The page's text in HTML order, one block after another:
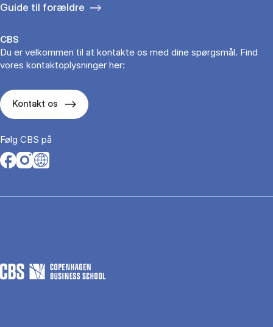
Guide til forældre
CBS
Du er velkommen til at kontakte os med dine spørgsmål. Find
vores kontaktoplysninger her:
Kontakt os
Følg CBS på
Opens in a new tab
Opens in a new tab
Opens in a new tab